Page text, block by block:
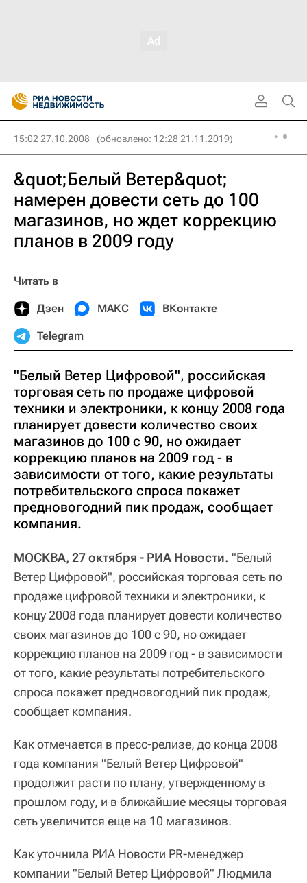
15:02 27.10.2008 (обновлено: 12:28 21.11.2019)
&quot;Белый Ветер&quot;
намерен довести сеть до 100
магазинов, но ждет коррекцию
планов в 2009 году
Читать в
Дзен МАКС ВКонтакте
Telegram
"Белый Ветер Цифровой", российская
торговая сеть по продаже цифровой
техники и электроники, к концу 2008 года
планирует довести количество своих
магазинов до 100 с 90, но ожидает
коррекцию планов на 2009 год - в
зависимости от того, какие результаты
потребительского спроса покажет
предновогодний пик продаж, сообщает
компания.
МОСКВА, 27 октября - РИА Новости. "Белый
Ветер Цифровой", российская торговая сеть по
продаже цифровой техники и электроники, к
концу 2008 года планирует довести количество
своих магазинов до 100 с 90, но ожидает
коррекцию планов на 2009 год - в зависимости
от того, какие результаты потребительского
спроса покажет предновогодний пик продаж,
сообщает компания.
Как отмечается в пресс-релизе, до конца 2008
года компания "Белый Ветер Цифровой"
продолжит расти по плану, утвержденному в
прошлом году, и в ближайшие месяцы торговая
сеть увеличится еще на 10 магазинов.
Как уточнила РИА Новости PR-менеджер
компании "Белый Ветер Цифровой" Людмила